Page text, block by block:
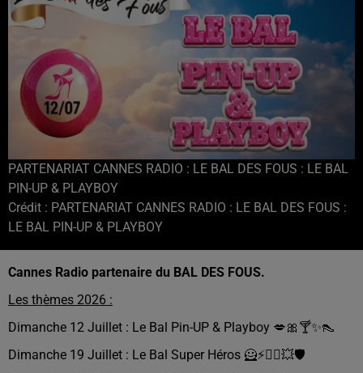
PARTENARIAT CANNES RADIO : LE BAL DES FOUS : LE BAL
PIN-UP & PLAYBOY
Crédit : PARTENARIAT CANNES RADIO : LE BAL DES FOUS :
LE BAL PIN-UP & PLAYBOY
Cannes Radio partenaire du BAL DES FOUS.
Les thèmes 2026 :
Dimanche 12 Juillet : Le Bal Pin-UP & Playboy 💋🎀🍸✨👠
Dimanche 19 Juillet : Le Bal Super Héros 🦸⚡️🦹‍♀️💥🛡️